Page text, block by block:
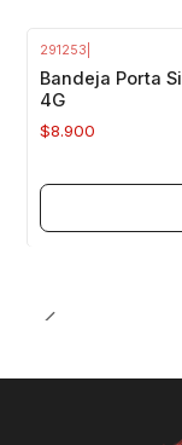
291253
Bandeja Porta
4G
$8.900